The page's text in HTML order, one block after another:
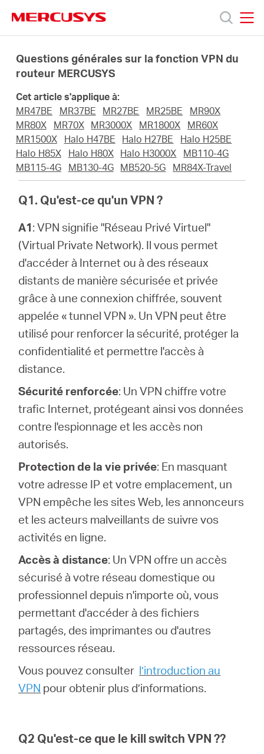
navigation
Produits
propos
Mercusys
acheter
Morocco
Français
Questions générales sur la fonction VPN du
routeur MERCUSYS
Cet article s'applique à:
MR47BE
MR37BE MR27BE MR25BE
MR90X
MR80X
MR70X MR3000X MR1800X
MR60X
MR1500X
Halo H47BE Halo H27BE
Halo H25BE
Halo H85X
Halo H80X Halo H3000X
MB110-4G
MB115-4G
MB130-4G MB520-5G MR84X-Travel
Q1. Qu'est-ce qu'un VPN ?
A1: VPN signifie "Réseau Privé Virtuel"
(Virtual Private Network). Il vous permet
d'accéder à Internet ou à des réseaux
distants de manière sécurisée et privée
grâce à une connexion chiffrée, souvent
appelée « tunnel VPN ». Un VPN peut être
utilisé pour renforcer la sécurité, protéger la
confidentialité et permettre l'accès à
distance.
Sécurité renforcée: Un VPN chiffre votre
trafic Internet, protégeant ainsi vos données
contre l'espionnage et les accès non
autorisés.
Protection de la vie privée: En masquant
votre adresse IP et votre emplacement, un
VPN empêche les sites Web, les annonceurs
et les acteurs malveillants de suivre vos
activités en ligne.
Accès à distance: Un VPN offre un accès
sécurisé à votre réseau domestique ou
professionnel depuis n'importe où, vous
permettant d'accéder à des fichiers
partagés, des imprimantes ou d'autres
ressources réseau.
Vous pouvez consulter l’introduction au
VPN pour obtenir plus d’informations.
Q2 Qu'est-ce que le kill switch VPN ??